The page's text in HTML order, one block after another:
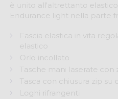
è unito all'altrettanto
Endurance light nella parte
Fascia elastica in vita
elastico
Orlo incollato
Tasche mani laserate con
Tasca con chiusura zip su
Loghi rifrangenti